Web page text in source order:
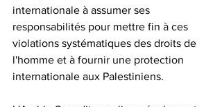
internationale à assumer ses
responsabilités pour mettre fin à ces
violations systématiques des droits de
l'homme et à fournir une protection
internationale aux Palestiniens.